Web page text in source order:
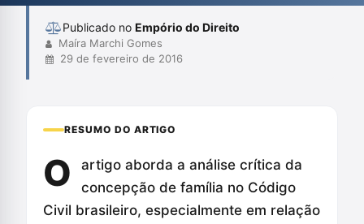
Publicado no Empório do Direito
Maíra Marchi Gomes
29 de fevereiro de 2016
RESUMO DO ARTIGO
O
artigo aborda a análise crítica da
concepção de família no Código
Civil brasileiro, especialmente em relação